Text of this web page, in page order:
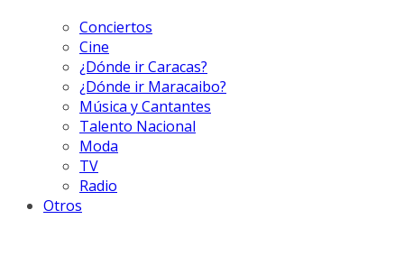
Conciertos
Cine
¿Dónde ir Caracas?
¿Dónde ir Maracaibo?
Música y Cantantes
Talento Nacional
Moda
TV
Radio
Otros